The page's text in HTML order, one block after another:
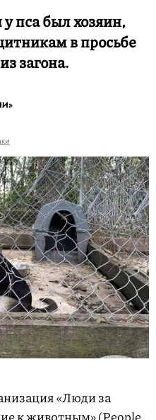
пса был хозяин,
в просьбе
загона.
«Люди за